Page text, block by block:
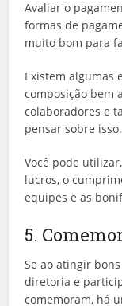
Avaliar o
formas de
muito bom para
Existem algumas
composição bem
colaboradores e
pensar sobre isso.
Você pode
lucros, o
equipes e as
5.
Se ao atingir
diretoria e
comemoram, há